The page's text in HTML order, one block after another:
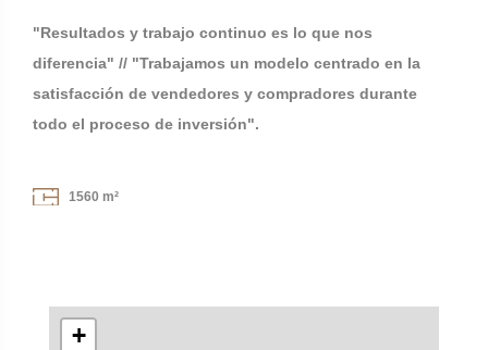
"Resultados y trabajo continuo es lo que nos
diferencia" // "Trabajamos un modelo centrado en la
satisfacción de vendedores y compradores durante
todo el proceso de inversión".
1560 m²
+